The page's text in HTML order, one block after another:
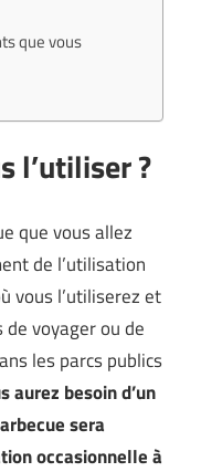
que vous
l’utiliser ?
que vous allez
de l’utilisation
vous l’utiliserez et
voyager ou de
les parcs publics
aurez besoin d’un
sera
occasionnelle à